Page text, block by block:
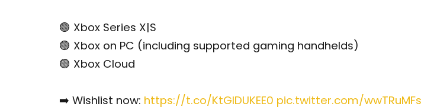
🟢 Xbox Series X|S
🟢 Xbox on PC (including supported gaming handhelds)
🟢 Xbox Cloud
➡️ Wishlist now: https://t.co/KtGIDUKEE0 pic.twitter.com/